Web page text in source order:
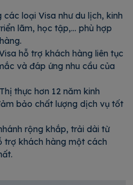
loại Visa như du lịch, kinh
lãm, học tập,… phù hợp
hỗ trợ khách hàng liên tục
và đáp ứng nhu cầu của
thực hơn 12 năm kinh
bảo chất lượng dịch vụ tốt
rộng khắp, trải dài từ
trợ khách hàng một cách